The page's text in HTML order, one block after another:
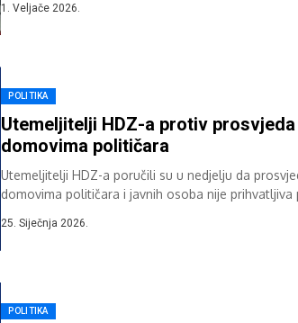
1. Veljače 2026.
POLITIKA
Utemeljitelji HDZ-a protiv
domovima političara
Utemeljitelji HDZ-a poručili su u nedjelju da
domovima političara i javnih osoba nije prihvatljiva
25. Siječnja 2026.
POLITIKA